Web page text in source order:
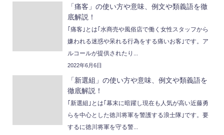
「痛客」の使い方や意味、例文や類義語を徹
底解説！
｢痛客｣とは｢水商売や風俗店で働く女性スタッフから
嫌われる迷惑や呆れる行為をする痛いお客｣です。ア
ルコールが提供されたり...
2022年6月6日
「新選組」の使い方や意味、例文や類義語を
徹底解説！
｢新選組｣とは｢幕末に暗躍し現在も人気が高い近藤勇
らを中心とした徳川将軍を警護する浪士隊｣です。要
するに徳川将軍を守る警...